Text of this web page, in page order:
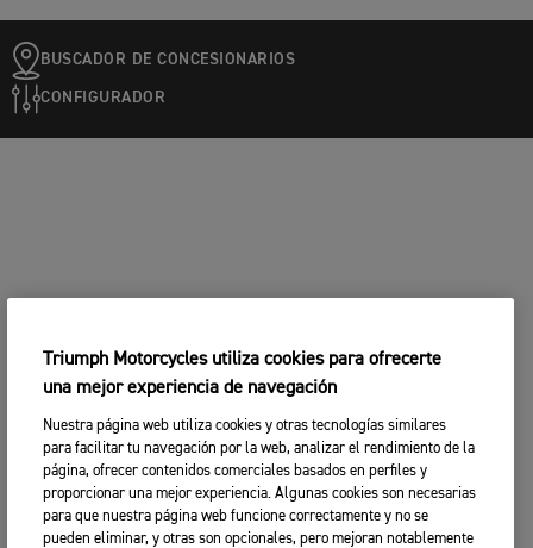
BUSCADOR DE CONCESIONARIOS
CONFIGURADOR
Triumph Motorcycles utiliza cookies para ofrecerte
una mejor experiencia de navegación
Nuestra página web utiliza cookies y otras tecnologías similares
para facilitar tu navegación por la web, analizar el rendimiento de la
página, ofrecer contenidos comerciales basados en perfiles y
proporcionar una mejor experiencia. Algunas cookies son necesarias
para que nuestra página web funcione correctamente y no se
pueden eliminar, y otras son opcionales, pero mejoran notablemente